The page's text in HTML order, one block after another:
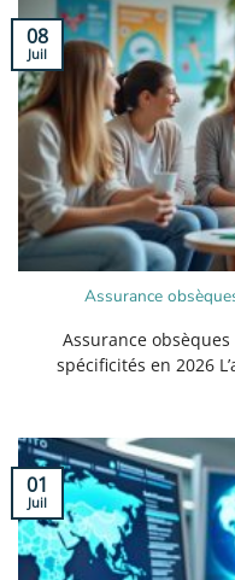
Assurance
Assurance
spécificités en 2026
08
Juil
01
Juil